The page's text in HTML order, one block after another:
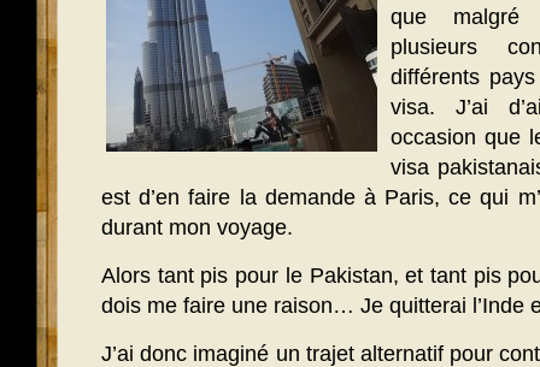
que malgré
plusieurs
différents
visa. J’ai
occasion que
visa
est d’en faire la demande à Paris, ce qui
durant mon voyage.
Alors tant pis pour le Pakistan, et tant pis
dois me faire une raison… Je quitterai l’Inde
J’ai donc imaginé un trajet alternatif pour